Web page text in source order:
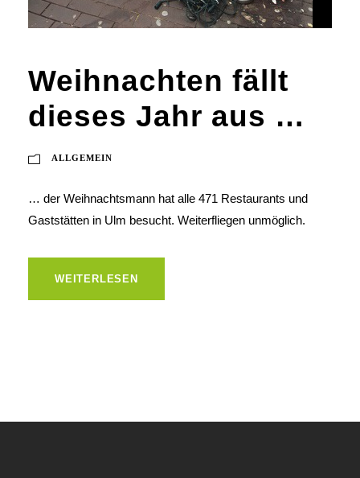
Weihnachten fällt
dieses Jahr aus …
ALLGEMEIN
… der Weihnachtsmann hat alle 471 Restaurants und
Gaststätten in Ulm besucht. Weiterfliegen unmöglich.
WEITERLESEN